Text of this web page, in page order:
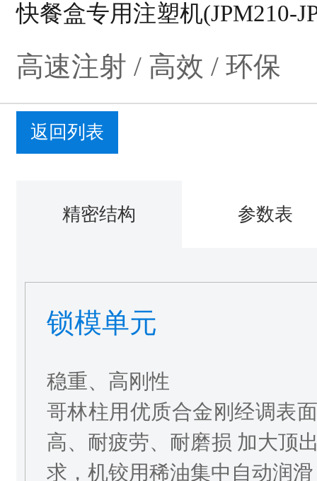
快餐盒专用注塑机(JPM210-
高速注射 / 高效 / 环保
返回列表
精密结构 参数表
锁模单元
稳重、高刚性
哥林柱用优质合金刚经调表
高、耐疲劳、耐磨损 加大顶
求，机铰用稀油集中自动润